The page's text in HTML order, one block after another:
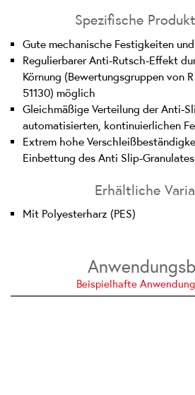
Spezifische
Gute mechanische Festigkeiten
Regulierbarer Anti-Rutsch-Effekt
Körnung (Bewertungsgruppen von R
51130) möglich
Gleichmäßige Verteilung der Anti-
automatisierten, kontinuierlichen
Extrem hohe
Einbettung des Anti Slip-Granulates
Erhältliche
Mit Polyesterharz (PES)
Beispielhafte